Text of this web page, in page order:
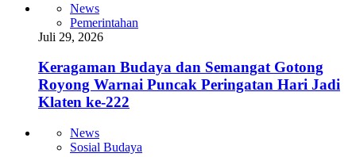
News
Pemerintahan
Juli 29, 2026
Keragaman Budaya dan Semangat Gotong
Royong Warnai Puncak Peringatan Hari Jadi
Klaten ke-222
News
Sosial Budaya